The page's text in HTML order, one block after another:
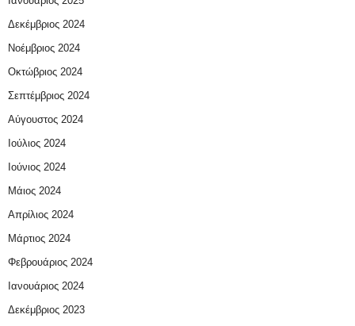
Δεκέμβριος 2024
Νοέμβριος 2024
Οκτώβριος 2024
Σεπτέμβριος 2024
Αύγουστος 2024
Ιούλιος 2024
Ιούνιος 2024
Μάιος 2024
Απρίλιος 2024
Μάρτιος 2024
Φεβρουάριος 2024
Ιανουάριος 2024
Δεκέμβριος 2023